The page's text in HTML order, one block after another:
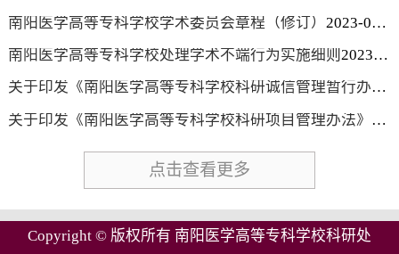
南阳医学高等专科学校学术委员会章程（修订） 2023-09-15
南阳医学高等专科学校处理学术不端行为实施细则 2023-09-15
关于印发《南阳医学高等专科学校科研诚信管理暂行办法》的通知-宛医专校[2021}203号
关于印发《南阳医学高等专科学校科研项目管理办法》的通知-宛医专校[2021}202号
点击查看更多
Copyright © 版权所有 南阳医学高等专科学校科研处